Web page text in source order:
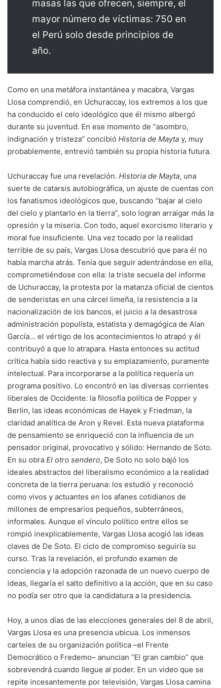
masas las que ofrecen, siempre, el
mayor número de víctimas: 750 en
el Perú solo desde principios de
año.
Como en una metáfora instantánea y macabra, Vargas
Llosa comprendió, en Uchuraccay, los extremos a los que
ha conducido el celo ideológico que él mismo albergó
durante su juventud. En ese momento de “asombro,
indignación y tristeza” concibió Historia de Mayta y, muy
probablemente, entrevió también su propia historia futura.
Uchuraccay fue una revelación. Historia de Mayta, una
suerte de catarsis autobiográfica, un ajuste de cuentas con
los fanatismos ideológicos que, buscando “bajar al cielo
del cielo y plantarlo en la tierra”, solo logran arraigar más la
opresión y la miseria. Con todo, aquel exorcismo literario y
moral fue insuficiente. Una vez tocado por la realidad
terrible de su país, Vargas Llosa descubrió que para él no
había marcha atrás. Tenía que seguir adentrándose en ella,
comprometiéndose con ella: la triste secuela del informe
de Uchuraccay, la protesta por la matanza oficial de cientos
de senderistas en una cárcel limeña, la resistencia a la
nacionalización de los bancos, el juicio a la desastrosa
administración populista, estatista y demagógica de Alan
García… el vértigo de los acontecimientos lo atrapó y él
contribuyó a que lo atrapara. Hasta entonces su actitud
crítica había sido reactiva y su emplazamiento, puramente
intelectual. Para incorporarse a la política requería un
programa positivo. Lo encontró en las diversas corrientes
liberales de Occidente: la filosofía política de Popper y
Berlin, las ideas económicas de Hayek y Friedman, la
claridad analítica de Aron y Revel. Esta nueva plataforma
de pensamiento se enriqueció con la influencia de un
pensador original, provocativo y sólido: Hernando de Soto.
En su obra El otro sendero, De Soto no solo bajó los
ideales abstractos del liberalismo económico a la realidad
concreta de la tierra peruana: los estudió y reconoció
como vivos y actuantes en los afanes cotidianos de
millones de empresarios pequeños, subterráneos,
informales. Aunque el vínculo político entre ellos se
rompió inexplicablemente, Vargas Llosa acogió las ideas
claves de De Soto. El ciclo de compromiso seguiría su
curso. Tras la revelación, el profundo examen de
conciencia y la adopción razonada de un nuevo cuerpo de
ideas, llegaría el salto definitivo a la acción, que en su caso
no podía ser otro que la candidatura a la presidencia.
Hoy, a unos días de las elecciones generales del 8 de abril,
Vargas Llosa es una presencia ubicua. Los inmensos
carteles de su organización política –el Frente
Democrático o Fredemo– anuncian “El gran cambio” que
sobrevendrá cuando llegue al poder. En un video que se
repite incesantemente por televisión, Vargas Llosa camina